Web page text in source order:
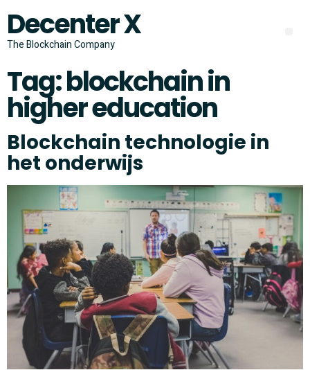
Decenter X
The Blockchain Company
Tag:blockchain in
higher education
Blockchain technologie in
het onderwijs